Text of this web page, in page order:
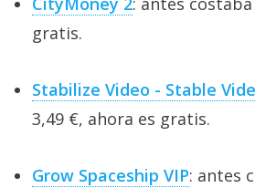
gratis.
Stabilize Video - Stable
3,49 €, ahora es gratis.
Grow Spaceship VIP: antes